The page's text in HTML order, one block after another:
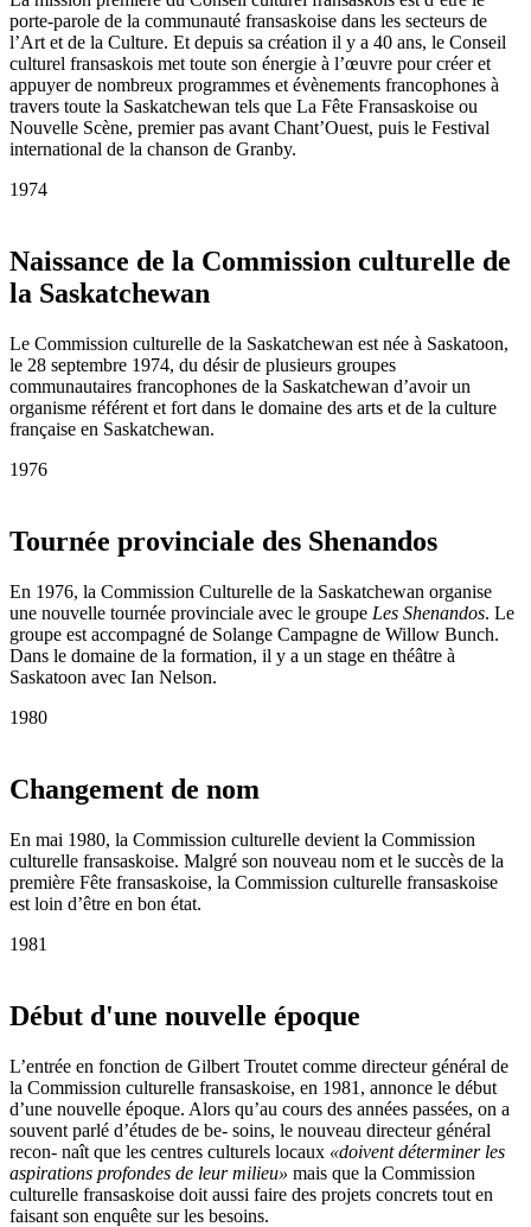
porte-parole de la communauté fransaskoise dans les secteurs de
l’Art et de la Culture. Et depuis sa création il y a 40 ans, le Conseil
culturel fransaskois met toute son énergie à l’œuvre pour créer et
appuyer de nombreux programmes et évènements francophones à
travers toute la Saskatchewan tels que La Fête Fransaskoise ou
Nouvelle Scène, premier pas avant Chant’Ouest, puis le Festival
international de la chanson de Granby.
1974
Naissance de la Commission culturelle de
la Saskatchewan
Le Commission culturelle de la Saskatchewan est née à Saskatoon,
le 28 septembre 1974, du désir de plusieurs groupes
communautaires francophones de la Saskatchewan d’avoir un
organisme référent et fort dans le domaine des arts et de la culture
française en Saskatchewan.
1976
Tournée provinciale des Shenandos
En 1976, la Commission Culturelle de la Saskatchewan organise
une nouvelle tournée provinciale avec le groupe Les Shenandos. Le
groupe est accompagné de Solange Campagne de Willow Bunch.
Dans le domaine de la formation, il y a un stage en théâtre à
Saskatoon avec Ian Nelson.
1980
Changement de nom
En mai 1980, la Commission culturelle devient la Commission
culturelle fransaskoise. Malgré son nouveau nom et le succès de la
première Fête fransaskoise, la Commission culturelle fransaskoise
est loin d’être en bon état.
1981
Début d'une nouvelle époque
L’entrée en fonction de Gilbert Troutet comme directeur général de
la Commission culturelle fransaskoise, en 1981, annonce le début
d’une nouvelle époque. Alors qu’au cours des années passées, on a
souvent parlé d’études de be- soins, le nouveau directeur général
recon- naît que les centres culturels locaux «doivent déterminer les
aspirations profondes de leur milieu» mais que la Commission
culturelle fransaskoise doit aussi faire des projets concrets tout en
faisant son enquête sur les besoins.